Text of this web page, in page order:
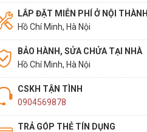
LẮP ĐẶT MIỄN PHÍ Ở NỘI THÀNH
Hồ Chí Minh, Hà Nội
BẢO HÀNH, SỬA CHỬA TẠI NHÀ
Hồ Chí Minh, Hà Nội
CSKH TẬN TÌNH
0904569878
TRẢ GÓP THẺ TÍN DỤNG